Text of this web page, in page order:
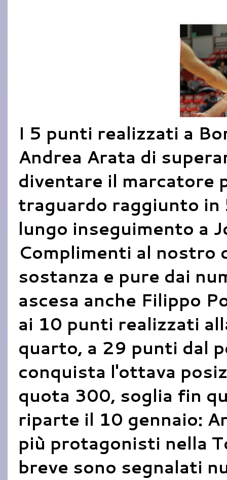
I 5 punti realizzati a
Andrea Arata di
diventare il marcatore
traguardo raggiunto in
lungo inseguimento a
Complimenti al nostro
sostanza e pure dai
ascesa anche Filippo
ai 10 punti realizzati
quarto, a 29 punti dal
conquista l'ottava
quota 300, soglia fin
riparte il 10 gennaio:
più protagonisti nella
breve sono segnalati